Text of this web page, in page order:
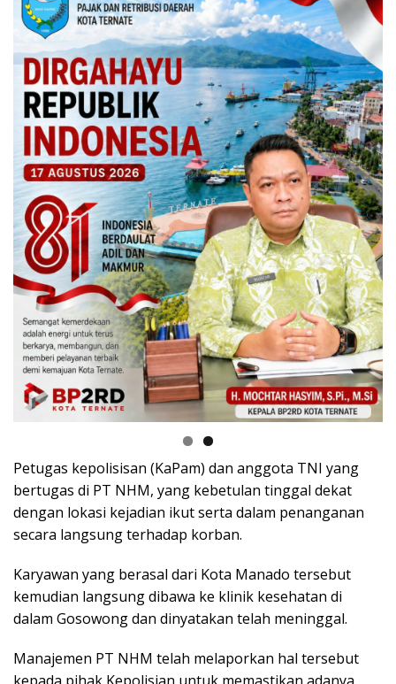
Petugas kepolisisan (KaPam) dan anggota TNI yang
bertugas di PT NHM, yang kebetulan tinggal dekat
dengan lokasi kejadian ikut serta dalam penanganan
secara langsung terhadap korban.
Karyawan yang berasal dari Kota Manado tersebut
kemudian langsung dibawa ke klinik kesehatan di
dalam Gosowong dan dinyatakan telah meninggal.
Manajemen PT NHM telah melaporkan hal tersebut